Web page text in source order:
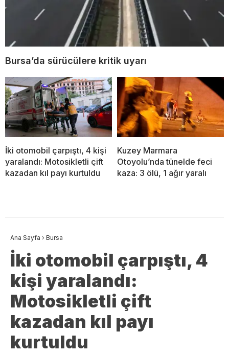
Bursa’da sürücülere kritik uyarı
İki otomobil çarpıştı, 4 kişi
yaralandı: Motosikletli çift
kazadan kıl payı kurtuldu
Kuzey Marmara
Otoyolu’nda tünelde feci
kaza: 3 ölü, 1 ağır yaralı
Ana Sayfa › Bursa
İki otomobil çarpıştı, 4
kişi yaralandı:
Motosikletli çift
kazadan kıl payı
kurtuldu